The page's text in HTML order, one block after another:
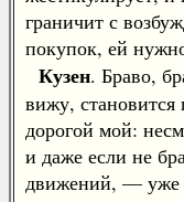
граничит с
покупок, ей
Кузен. Браво,
вижу,
дорогой мой:
и даже если не
движений, — уже